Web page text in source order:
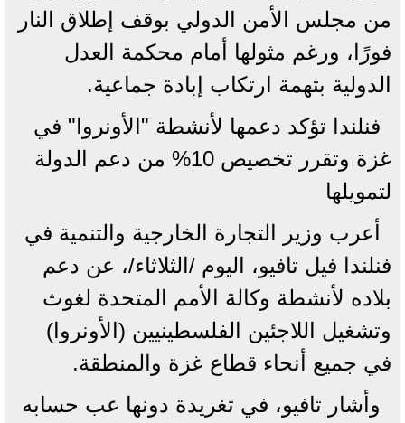
من مجلس الأمن الدولي بوقف إطلاق النار
فورًا، ورغم مثولها أمام محكمة العدل
الدولية بتهمة ارتكاب إبادة جماعية.
فنلندا تؤكد دعمها لأنشطة "الأونروا" في
غزة وتقرر تخصيص 10% من دعم الدولة
لتمويلها
أعرب وزير التجارة الخارجية والتنمية في
فنلندا فيل تافيو، اليوم /الثلاثاء/، عن دعم
بلاده لأنشطة وكالة الأمم المتحدة لغوث
وتشغيل اللاجئين الفلسطينيين (الأونروا)
في جميع أنحاء قطاع غزة والمنطقة.
وأشار تافيو، في تغريدة دونها عب حسابه